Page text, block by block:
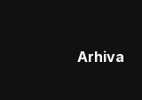
Arhiva